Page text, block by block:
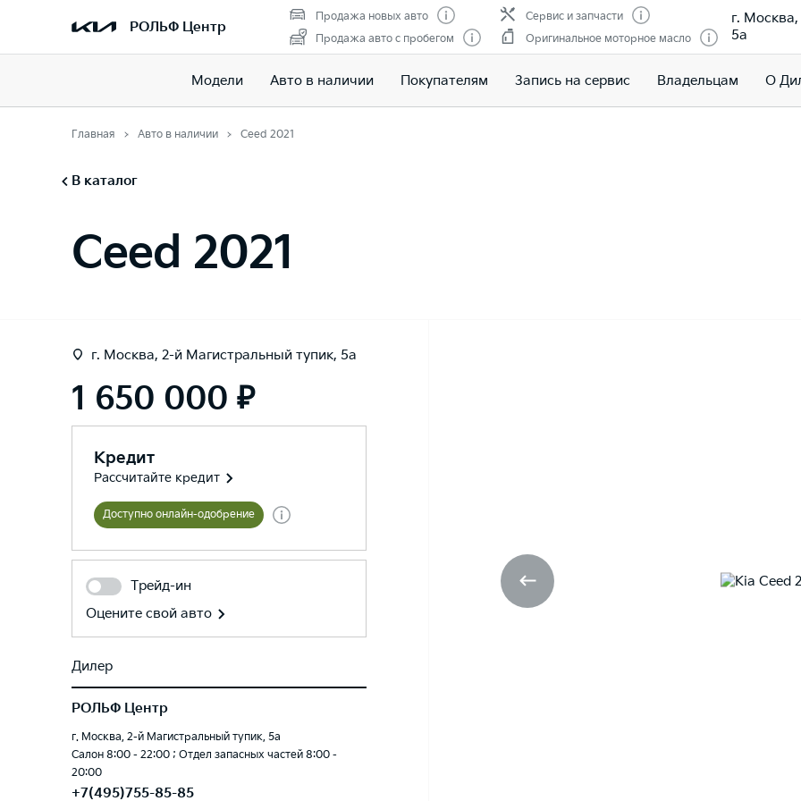
РОЛЬФ Центр
Продажа новых авто
Продажа авто с пробегом
Сервис и запчасти
Оригинальное моторное масло
г.
5а
Модели Авто в наличии Покупателям Запись на сервис Владельцам О
Главная Авто в наличии Ceed 2021
В каталог
Ceed 2021
г. Москва, 2-й Магистральный тупик, 5а
1 650 000 ₽
Кредит
Рассчитайте кредит
Доступно онлайн-одобрение
Трейд-ин
Оцените свой авто
Дилер
РОЛЬФ Центр
г. Москва, 2-й Магистральный тупик, 5а
Салон 8:00 - 22:00 ; Отдел запасных частей 8:00 -
20:00
+7(495)755-85-85